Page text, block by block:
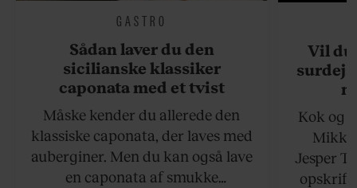
GASTRO
Sådan laver du den
sicilianske klassiker
caponata med et tvist
Måske kender du allerede den
klassiske caponata, der laves med
auberginer. Men du kan også lave
en caponata af smukke
Vil du
Kok og
Jesper
opskrift